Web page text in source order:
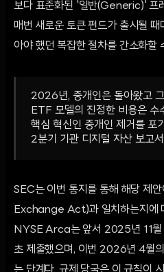
보다 표준화된 '일반(Generic)' 프
매번 새로운 토큰 펀드가 출시될
아야 했던 복잡한 절차를 간소화할
2026년, 중개인은 돌아왔고
ETF 모델의 진정한 비용은 수
핵심 혁신인 중개인 제거를
2분기 기관 디지털 자산 보고서
SEC는 이번 통지를 통해 해당 제
Exchange Act)과 일치하는지에
NYSE Arca는 앞서 2025년 11월
초 제출했으며, 이번 2026년 4월